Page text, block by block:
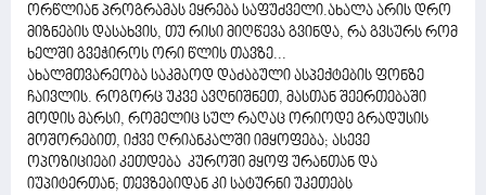
ორწლიან პროგრამას ეყრება საფუძველი.ახალა არის დრო
მიზნების დასახვის, თუ რისი მიღწევა გვინდა, რა გვსურს რომ
ხელში გვეჭიროს ორი წლის თავზე...
ახალმთვარეობა საკმაოდ დაძაბული ასპექტების ფონზე
ჩაივლის. როგორც უკვე ავღნიშნეთ, მასთან შეერთებაში
მოდის მარსი, რომელიც სულ რაღაც ორიოდე გრადუსის
მოშორებით, იქვე ღრიანკალში იმყოფება; ასევე
ოპოზიციები კეთდება კუროში მყოფ ურანთან და
იუპიტერთან; თევზებიდან კი სატურნი უკეთებს